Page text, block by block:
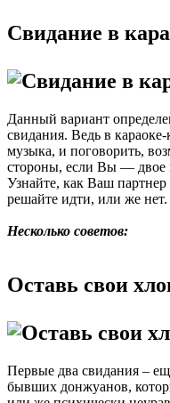
Свидание в
Данный вариант
свидания. Ведь в
музыка, и поговорить,
стороны, если Вы — двое
Узнайте, как Ваш партнер
решайте идти, или же нет.
Несколько советов:
Оставь свои
Первые два свидания –
бывших донжуанов,